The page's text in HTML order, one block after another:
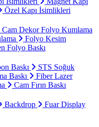
Özel Kapı İsimlikleri
Cam Dekor Folyo Kumlama
Folyo Kesim
Folyo Baskı
Baskı
STS Soğuk
Baskı
Fiber Lazer
Cam Fırın Baskı
Backdrop
Fuar Display